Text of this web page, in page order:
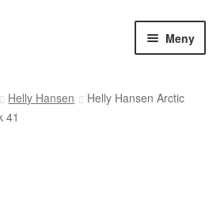
Meny
Helly Hansen
Helly Hansen Arctic
41